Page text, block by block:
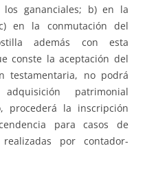
gananciales; b) en la
en la conmutación del
además con esta
conste la aceptación del
testamentaria, no podrá
patrimonial
procederá la inscripción
para casos de
por contador-